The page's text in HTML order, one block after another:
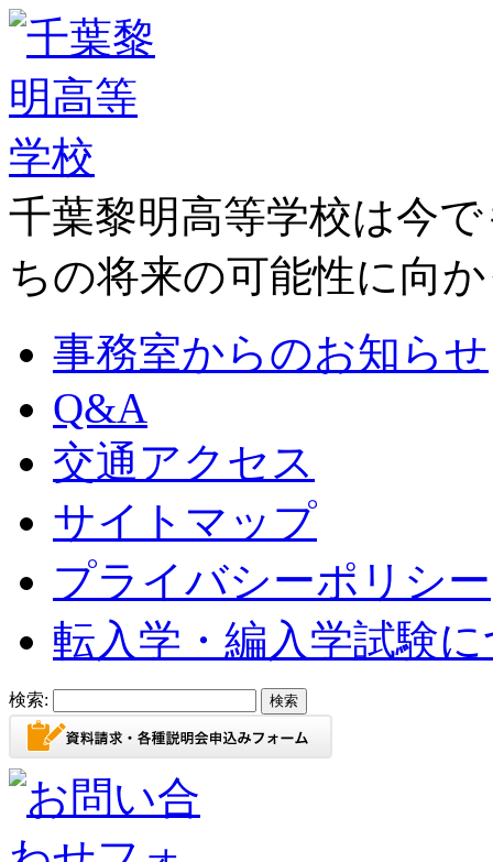
千葉黎明高等学校は今
ちの将来の可能性に向
事務室からのお知らせ
Q&A
交通アクセス
サイトマップ
プライバシーポリシー
転入学・編入学試験
検索: